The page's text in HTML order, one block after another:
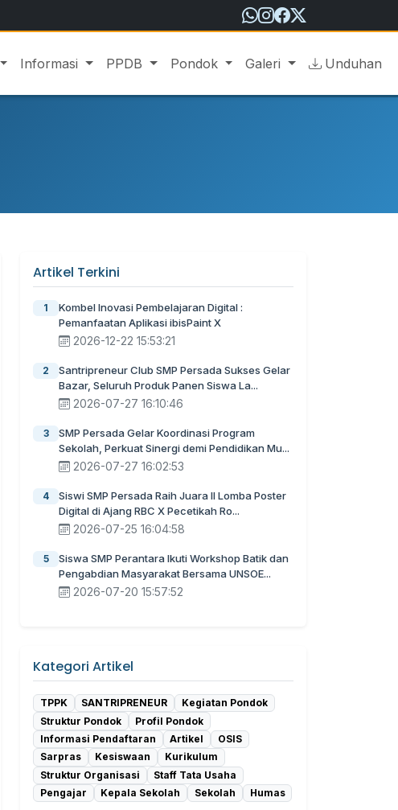
Informasi PPDB Pondok Galeri Unduhan
Artikel Terkini
1
Kombel Inovasi Pembelajaran Digital :
Pemanfaatan Aplikasi ibisPaint X
2026-12-22 15:53:21
2
Santripreneur Club SMP Persada Sukses Gelar
Bazar, Seluruh Produk Panen Siswa La...
2026-07-27 16:10:46
3
SMP Persada Gelar Koordinasi Program
Sekolah, Perkuat Sinergi demi Pendidikan Mu...
2026-07-27 16:02:53
4
Siswi SMP Persada Raih Juara II Lomba Poster
Digital di Ajang RBC X Pecetikah Ro...
2026-07-25 16:04:58
5
Siswa SMP Perantara Ikuti Workshop Batik dan
Pengabdian Masyarakat Bersama UNSOE...
2026-07-20 15:57:52
Kategori Artikel
TPPK SANTRIPRENEUR
Kegiatan Pondok
Struktur Pondok
Profil Pondok
Informasi Pendaftaran
Artikel
OSIS
Sarpras
Kesiswaan
Kurikulum
Struktur Organisasi
Staff Tata Usaha
Pengajar
Kepala Sekolah Sekolah Humas